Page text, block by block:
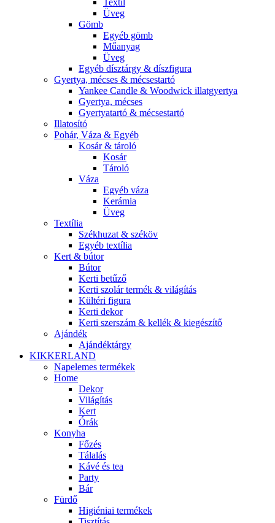
Textil
Üveg
Gömb
Egyéb gömb
Műanyag
Üveg
Egyéb dísztárgy & díszfigura
Gyertya, mécses & mécsestartó
Yankee Candle & Woodwick illatgyertya
Gyertya, mécses
Gyertyatartó & mécsestartó
Illatosító
Pohár, Váza & Egyéb
Kosár & tároló
Kosár
Tároló
Váza
Egyéb váza
Kerámia
Üveg
Textília
Székhuzat & széköv
Egyéb textília
Kert & bútor
Bútor
Kerti betűző
Kerti szolár termék & világítás
Kültéri figura
Kerti dekor
Kerti szerszám & kellék & kiegészítő
Ajándék
Ajándéktárgy
KIKKERLAND
Napelemes termékek
Home
Dekor
Világítás
Kert
Órák
Konyha
Főzés
Tálalás
Kávé és tea
Party
Bár
Fürdő
Higiéniai termékek